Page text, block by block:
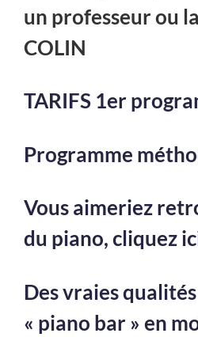
un professeur ou
COLIN
TARIFS 1er
Programme
Vous aimeriez
du piano, cliquez
Des vraies
« piano bar » en